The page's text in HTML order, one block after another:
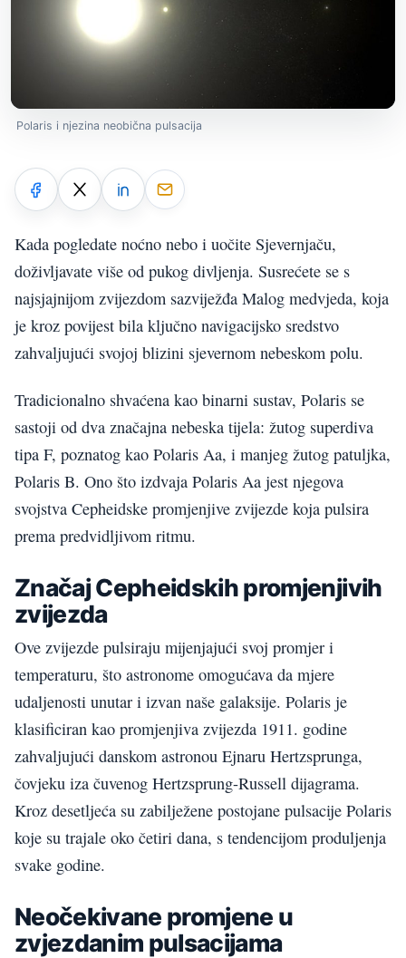
Polaris i njezina neobična pulsacija
Kada pogledate noćno nebo i uočite Sjevernjaču,
doživljavate više od pukog divljenja. Susrećete se s
najsjajnijom zvijezdom sazviježđa Malog medvjeda, koja
je kroz povijest bila ključno navigacijsko sredstvo
zahvaljujući svojoj blizini sjevernom nebeskom polu.
Tradicionalno shvaćena kao binarni sustav, Polaris se
sastoji od dva značajna nebeska tijela: žutog superdiva
tipa F, poznatog kao Polaris Aa, i manjeg žutog patuljka,
Polaris B. Ono što izdvaja Polaris Aa jest njegova
svojstva Cepheidske promjenjive zvijezde koja pulsira
prema predvidljivom ritmu.
Značaj Cepheidskih promjenjivih
zvijezda
Ove zvijezde pulsiraju mijenjajući svoj promjer i
temperaturu, što astronome omogućava da mjere
udaljenosti unutar i izvan naše galaksije. Polaris je
klasificiran kao promjenjiva zvijezda 1911. godine
zahvaljujući danskom astronou Ejnaru Hertzsprunga,
čovjeku iza čuvenog Hertzsprung-Russell dijagrama.
Kroz desetljeća su zabilježene postojane pulsacije Polaris
koje su trajale oko četiri dana, s tendencijom produljenja
svake godine.
Neočekivane promjene u
zvjezdanim pulsacijama